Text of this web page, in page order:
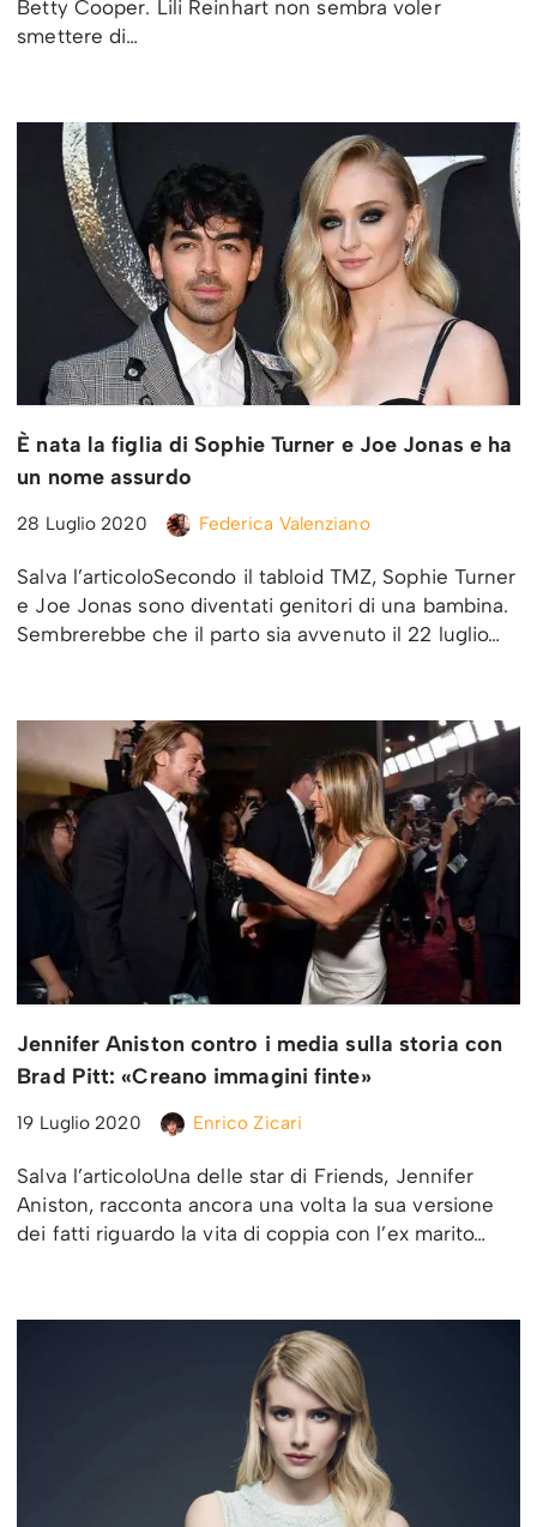
Betty Cooper. Lili Reinhart non sembra voler
smettere di…
È nata la figlia di Sophie Turner e Joe Jonas e ha
un nome assurdo
28 Luglio 2020 Federica Valenziano
Salva l’articoloSecondo il tabloid TMZ, Sophie Turner
e Joe Jonas sono diventati genitori di una bambina.
Sembrerebbe che il parto sia avvenuto il 22 luglio…
Jennifer Aniston contro i media sulla storia con
Brad Pitt: «Creano immagini finte»
19 Luglio 2020 Enrico Zicari
Salva l’articoloUna delle star di Friends, Jennifer
Aniston, racconta ancora una volta la sua versione
dei fatti riguardo la vita di coppia con l’ex marito…